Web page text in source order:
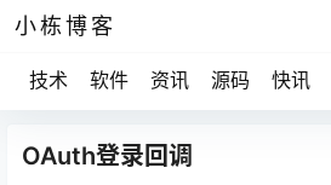
小栋博客
技术 软件 资讯 源码 快讯
OAuth登录回调